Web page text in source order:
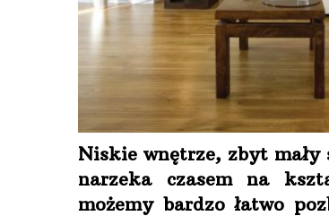
Niskie wnętrze, zbyt
narzeka czasem na
możemy bardzo łatwo